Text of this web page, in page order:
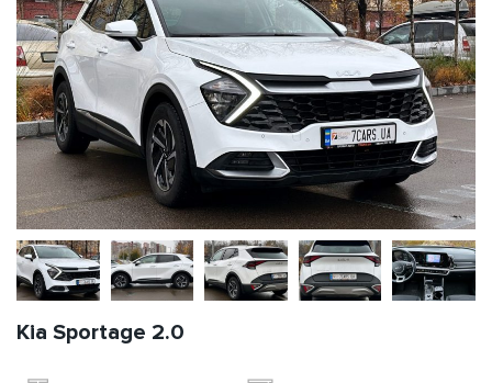
Kia Sportage 2.0